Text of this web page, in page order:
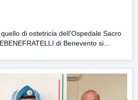
di ostetricia dell’Ospedale Sacro
di Benevento si...